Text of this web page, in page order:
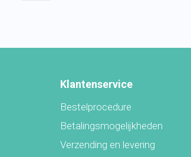
Klantenservice
Bestelprocedure
Betalingsmogelijkheden
Verzending en levering